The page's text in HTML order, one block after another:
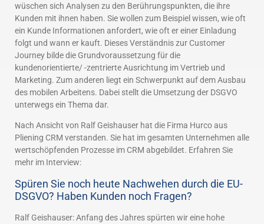
wüschen sich Analysen zu den Berührungspunkten, die ihre
Kunden mit ihnen haben. Sie wollen zum Beispiel wissen, wie oft
ein Kunde Informationen anfordert, wie oft er einer Einladung
folgt und wann er kauft. Dieses Verständnis zur Customer
Journey bilde die Grundvoraussetzung für die
kundenorientierte/ -zentrierte Ausrichtung im Vertrieb und
Marketing. Zum anderen liegt ein Schwerpunkt auf dem Ausbau
des mobilen Arbeitens. Dabei stellt die Umsetzung der DSGVO
unterwegs ein Thema dar.
Nach Ansicht von Ralf Geishauser hat die Firma Hurco aus
Pliening CRM verstanden. Sie hat im gesamten Unternehmen alle
wertschöpfenden Prozesse im CRM abgebildet. Erfahren Sie
mehr im Interview:
Spüren Sie noch heute Nachwehen durch die EU-
DSGVO? Haben Kunden noch Fragen?
Ralf Geishauser: Anfang des Jahres spürten wir eine hohe